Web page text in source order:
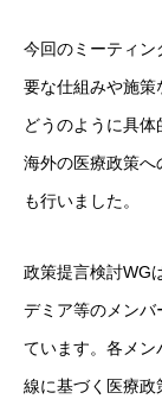
今回のミーティン
要な仕組みや施策
どうのように具体
海外の医療政策へ
も行いました。
政策提言検討WG
デミア等のメンバ
ています。各メン
線に基づく医療政